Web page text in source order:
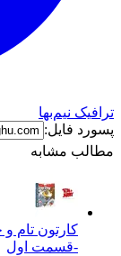
نیم‌بها
فایل:
مشابه
کارتون تام و
-قسمت اول